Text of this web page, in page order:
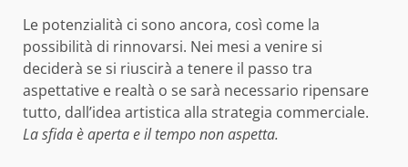
Le potenzialità ci sono ancora, così come la
possibilità di rinnovarsi. Nei mesi a venire si
deciderà se si riuscirà a tenere il passo tra
aspettative e realtà o se sarà necessario ripensare
tutto, dall’idea artistica alla strategia commerciale.
La sfida è aperta e il tempo non aspetta.